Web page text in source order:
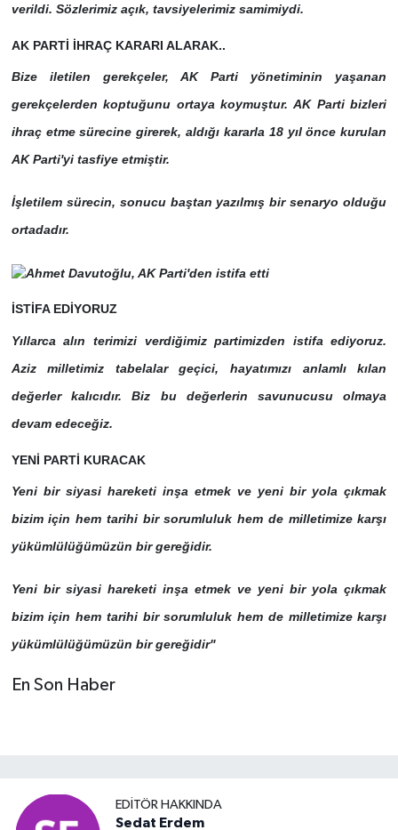
verildi. Sözlerimiz açık, tavsiyelerimiz samimiydi.
AK PARTİ İHRAÇ KARARI ALARAK..
Bize iletilen gerekçeler, AK Parti yönetiminin yaşanan
gerekçelerden koptuğunu ortaya koymuştur.AK Parti bizleri
ihraç etme sürecine girerek, aldığı kararla 18 yıl önce kurulan
AK Parti'yi tasfiye etmiştir.
İşletilem sürecin, sonucu baştan yazılmış bir senaryo olduğu
ortadadır.
İSTİFA EDİYORUZ
Yıllarca alın terimizi verdiğimiz partimizden istifa ediyoruz.
Aziz milletimiz tabelalar geçici, hayatımızı anlamlı kılan
değerler kalıcıdır. Biz bu değerlerin savunucusu olmaya
devam edeceğiz.
YENİ PARTİ KURACAK
Yeni bir siyasi hareketi inşa etmek ve yeni bir yola çıkmak
bizim için hem tarihi bir sorumluluk hem de milletimize karşı
yükümlülüğümüzün bir gereğidir.
Yeni bir siyasi hareketi inşa etmek ve yeni bir yola çıkmak
bizim için hem tarihi bir sorumluluk hem de milletimize karşı
yükümlülüğümüzün bir gereğidir"
En Son Haber
EDITÖR HAKKINDA
Sedat Erdem